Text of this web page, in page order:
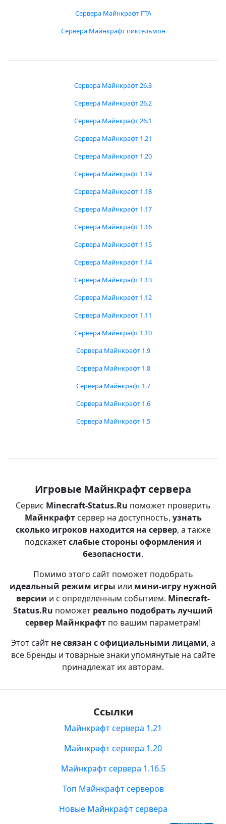
Сервера Майнкрафт ГТА
Сервера Майнкрафт пиксельмон
Сервера Майнкрафт 26.3
Сервера Майнкрафт 26.2
Сервера Майнкрафт 26.1
Сервера Майнкрафт 1.21
Сервера Майнкрафт 1.20
Сервера Майнкрафт 1.19
Сервера Майнкрафт 1.18
Сервера Майнкрафт 1.17
Сервера Майнкрафт 1.16
Сервера Майнкрафт 1.15
Сервера Майнкрафт 1.14
Сервера Майнкрафт 1.13
Сервера Майнкрафт 1.12
Сервера Майнкрафт 1.11
Сервера Майнкрафт 1.10
Сервера Майнкрафт 1.9
Сервера Майнкрафт 1.8
Сервера Майнкрафт 1.7
Сервера Майнкрафт 1.6
Сервера Майнкрафт 1.5
Игровые Майнкрафт сервера
Сервис Minecraft-Status.Ru поможет проверить
Майнкрафтсервер на доступность, узнать
сколько игроков находится на сервер, а также
подскажетслабые стороны оформления и
безопасности.
Помимо этого сайт поможет подобрать
идеальный режим игры или мини-игру нужной
версии и с определенным событием. Minecraft-
Status.Ru поможет реально подобрать лучший
сервер Майнкрафт по вашим параметрам!
Этот сайт не связан с официальными лицами, а
все бренды и товарные знаки упомянутые на сайте
принадлежат их авторам.
Ссылки
Майнкрафт сервера 1.21
Майнкрафт сервера 1.20
Майнкрафт сервера 1.16.5
Топ Майнкрафт серверов
Новые Майнкрафт сервера